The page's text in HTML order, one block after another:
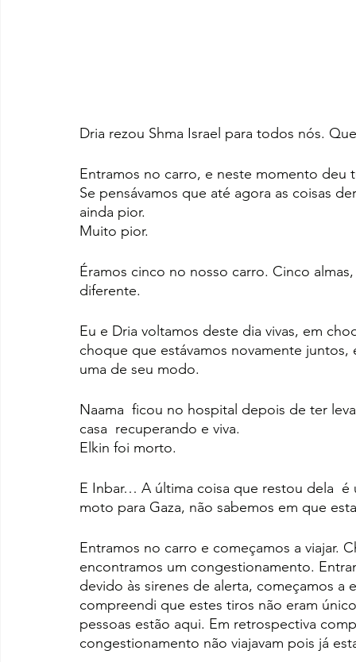
Dria rezou Shma Israel para todos nós.
Entramos no carro, e neste momento deu
Se pensávamos que até agora as coisas
ainda pior.
Muito pior.
Éramos cinco no nosso carro. Cinco
diferente.
Eu e Dria voltamos deste dia vivas, em
choque que estávamos novamente
uma de seu modo.
Naama  ficou no hospital depois de ter
casa  recuperando e viva.
Elkin foi morto.
E Inbar… A última coisa que restou dela  é
moto para Gaza, não sabemos em que
Entramos no carro e começamos a viajar.
encontramos um congestionamento.
devido às sirenes de alerta, começamos a
compreendi que estes tiros não eram
pessoas estão aqui. Em retrospectiva
congestionamento não viajavam pois já